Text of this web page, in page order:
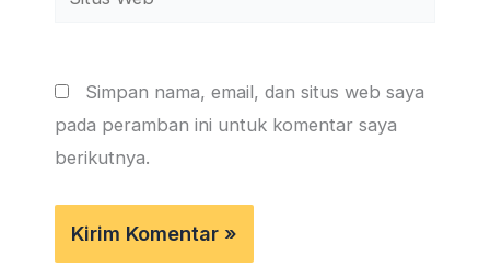
Simpan nama, email, dan situs web saya
pada peramban ini untuk komentar saya
berikutnya.